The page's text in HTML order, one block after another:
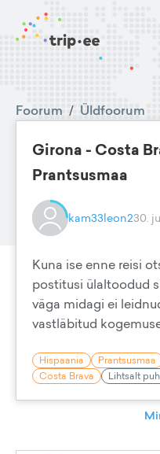
Foorum / Üldfoorum
Girona - Costa
Prantsusmaa
kam33leon230.
Kuna ise enne reisi
postitusi ülaltoodud
väga midagi ei
vastläbitud
Hispaania Prantsusmaa
Costa Brava
Lihtsalt